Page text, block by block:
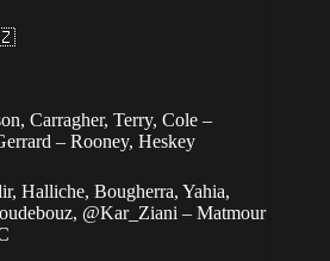
Carragher, Terry, Cole –
– Rooney, Heskey
Halliche, Bougherra, Yahia,
@Kar_Ziani – Matmour